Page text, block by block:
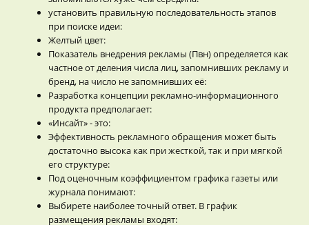
установить правильную последовательность этапов
при поиске идеи:
Желтый цвет:
Показатель внедрения рекламы (Пвн) определяется как
частное от деления числа лиц, запомнивших рекламу и
бренд, на число не запомнивших её:
Разработка концепции рекламно-информационного
продукта предполагает:
«Инсайт» - это:
Эффективность рекламного обращения может быть
достаточно высока как при жесткой, так и при мягкой
его структуре:
Под оценочным коэффициентом графика газеты или
журнала понимают:
Выбирете наиболее точный ответ. В график
размещения рекламы входят: